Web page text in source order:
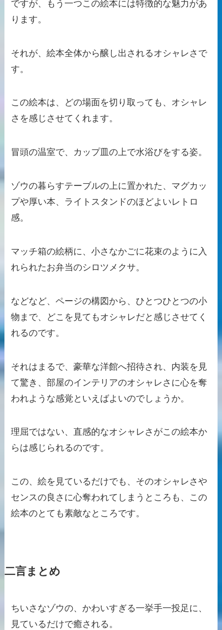
ですが、もう一つこの絵本には特徴的な魅力があ
ります。
それが、絵本全体から醸し出されるオシャレさで
す。
この絵本は、どの場面を切り取っても、オシャレ
さを感じさせてくれます。
冒頭の温室で、カップ皿の上で水浴びをする姿。
ゾウの暮らすテーブルの上に置かれた、マグカッ
プや厚い本、ライトスタンドのほどよいレトロ
感。
マッチ箱の絵柄に、小さなかごに花束のように入
れられたお弁当のシロツメクサ。
などなど、ページの構図から、ひとつひとつの小
物まで、どこを見てもオシャレだと感じさせてく
れるのです。
それはまるで、豪華な洋館へ招待され、内装を見
て驚き、部屋のインテリアのオシャレさに心を奪
われような感覚といえばよいのでしょうか。
理屈ではない、直感的なオシャレさがこの絵本か
らは感じられるのです。
この、絵を見ているだけでも、そのオシャレさや
センスの良さに心奪われてしまうところも、この
絵本のとても素敵なところです。
二言まとめ
ちいさなゾウの、かわいすぎる一挙手一投足に、
見ているだけで癒される。